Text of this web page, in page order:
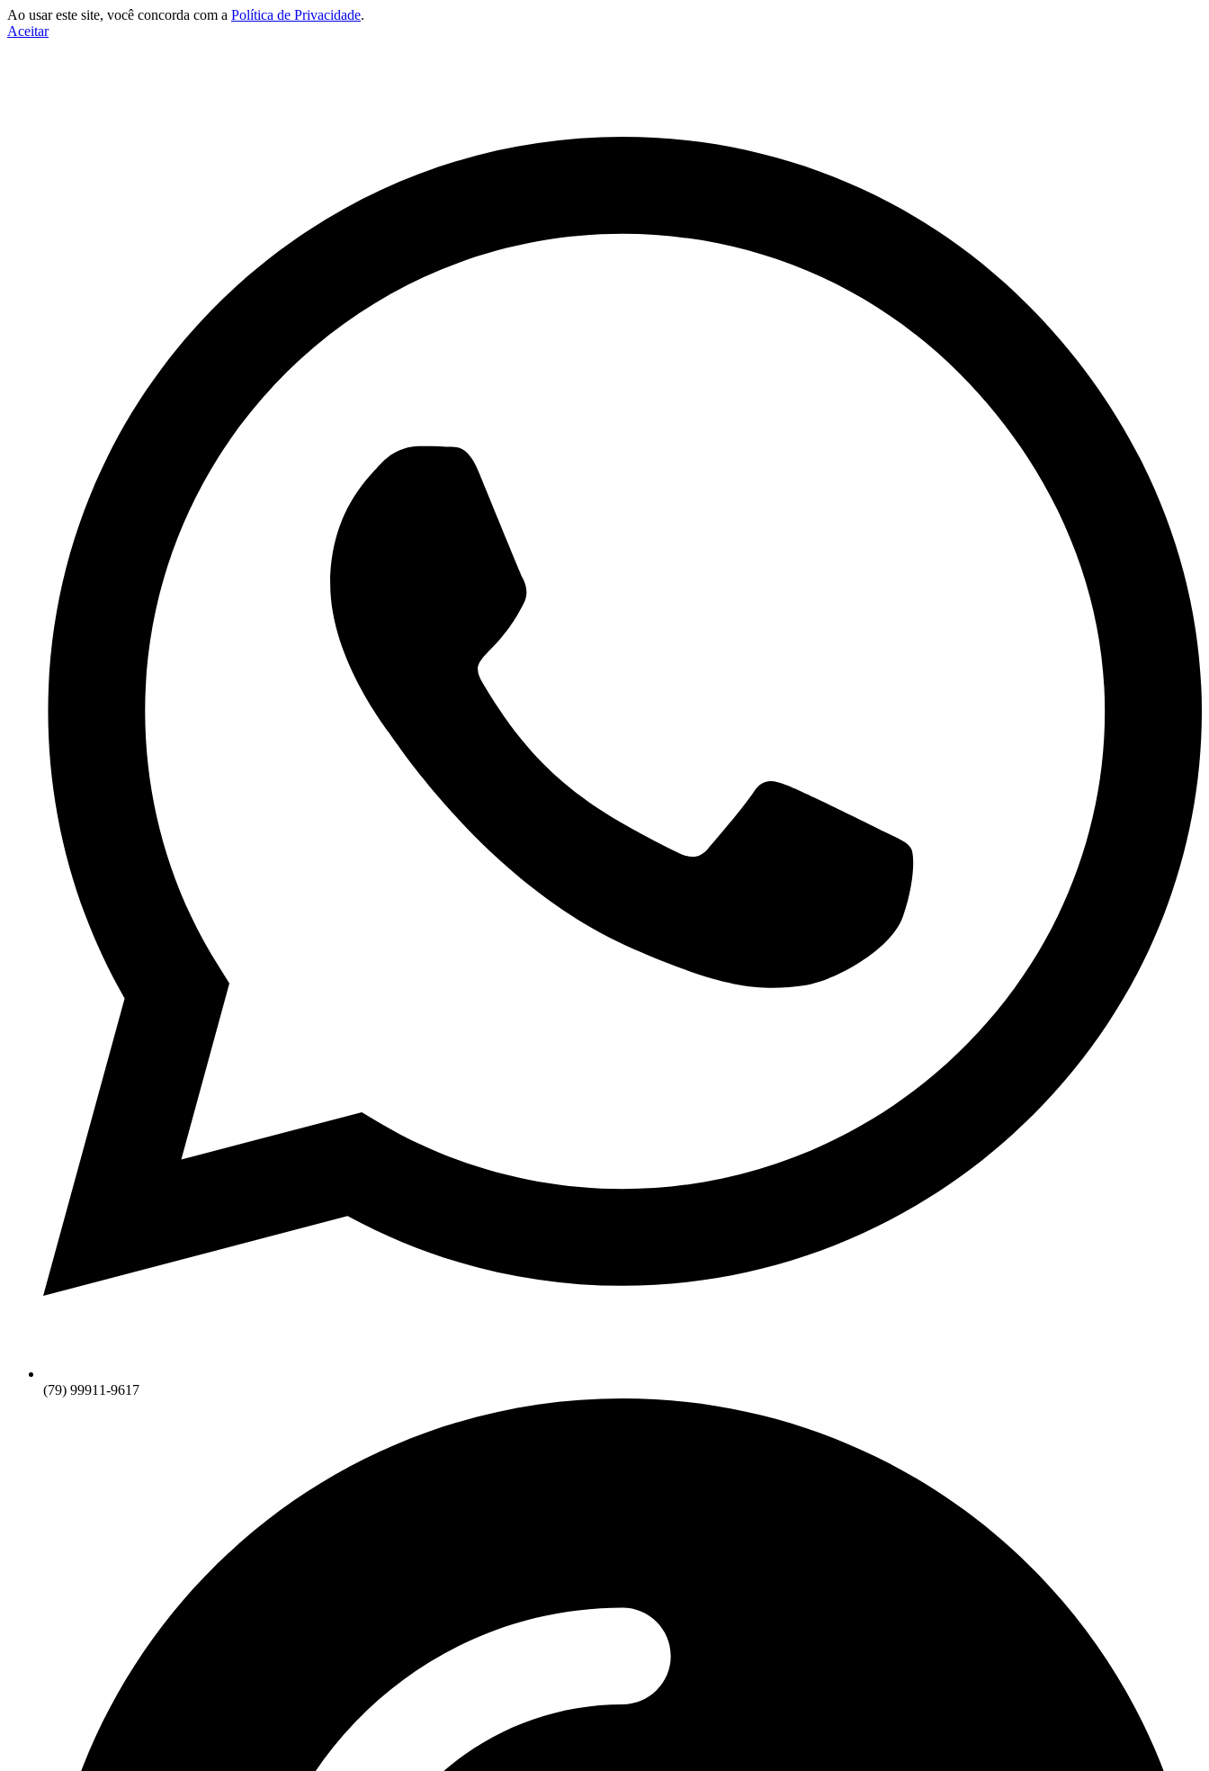
Ao usar este site, você concorda com a Política de Privacidade.
Aceitar
(79) 99911-9617